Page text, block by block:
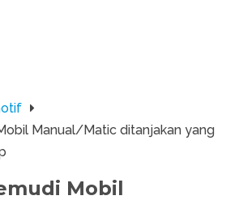
Manual/Matic ditanjakan yang
Mobil